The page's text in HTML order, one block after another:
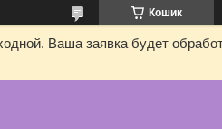
Кошик
Ваша заявка будет